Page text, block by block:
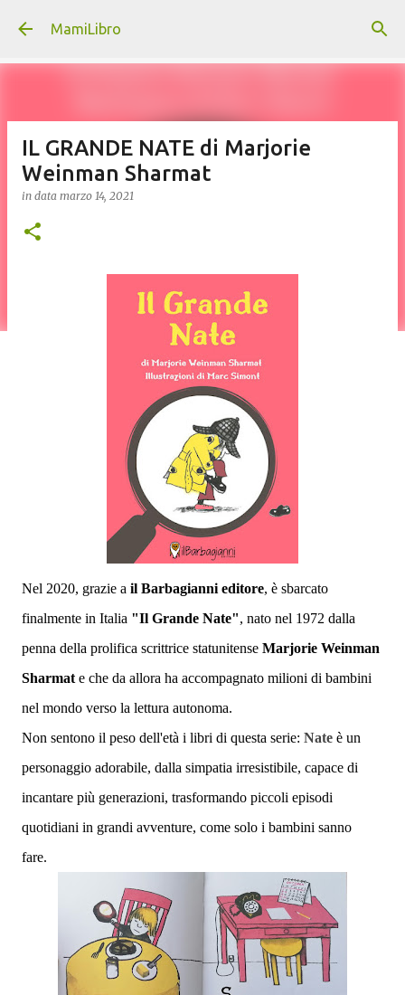
Passa ai contenuti principali
MamiLibro
IL GRANDE NATE di Marjorie
Weinman Sharmat
in data marzo 14, 2021
Nel 2020, grazie a il Barbagianni editore, è sbarcato
finalmente in Italia "Il Grande Nate", nato nel 1972 dalla
penna della prolifica scrittrice statunitense Marjorie Weinman
Sharmat e che da allora ha accompagnato milioni di bambini
nel mondo verso la lettura autonoma.
Non sentono il peso dell'età i libri di questa serie: Nate è un
personaggio adorabile, dalla simpatia irresistibile, capace di
incantare più generazioni, trasformando piccoli episodi
quotidiani in grandi avventure, come solo i bambini sanno
fare.